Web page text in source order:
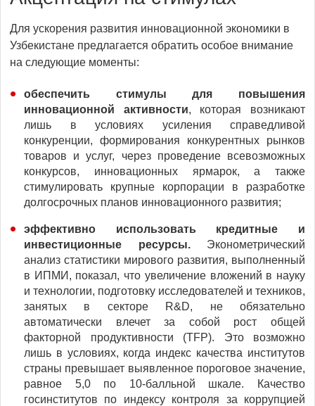
Для ускорения развития инновационной экономики в
Узбекистане предлагается обратить особое внимание
на следующие моменты:
обеспечить стимулы для повышения
инновационной активности, которая возникают
лишь в условиях усиления справедливой
конкуренции, формирования конкурентных рынков
товаров и услуг, через проведение всевозможных
конкурсов, инновационных ярмарок, а также
стимулировать крупные корпорации в разработке
долгосрочных планов инновационного развития;
эффективно использовать кредитные и
инвестиционные ресурсы.Эконометрический
анализ статистики мирового развития, выполненный
в ИПМИ, показал, что увеличение вложений в науку
и технологии, подготовку исследователей и техников,
занятых в секторе R&D, не обязательно
автоматически влечет за собой рост общей
факторной продуктивности (TFP). Это возможно
лишь в условиях, когда индекс качества институтов
страны превышает выявленное пороговое значение,
равное 5,0 по 10-балльной шкале. Качество
госинститутов по индексу контроля за коррупцией